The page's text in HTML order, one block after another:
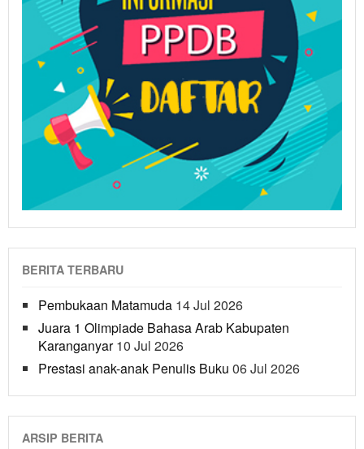
BERITA TERBARU
Pembukaan Matamuda 14 Jul 2026
Juara 1 Olimpiade Bahasa Arab Kabupaten
Karanganyar 10 Jul 2026
Prestasi anak-anak Penulis Buku 06 Jul 2026
ARSIP BERITA